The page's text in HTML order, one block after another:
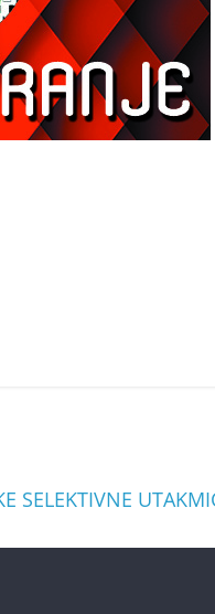
SELEKTIVNE